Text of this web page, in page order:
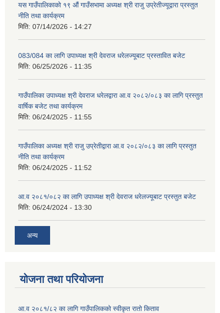
यस गाउँपालिकाको १९ औं गाउँसभामा अध्यक्ष श्री राजु उप्रेतीज्यूद्वारा प्रस्तुत
नीति तथा कार्यक्रम
मिति: 07/14/2026 - 14:27
083/084 का लागि उपाध्यक्ष श्री देवराज धरेलज्यूबाट प्रस्तावित बजेट
मिति: 06/25/2026 - 11:35
गाउँपालिका उपाध्यक्ष श्री देवराज धरेलद्वारा आ.व २०८२/०८३ का लागि प्रस्तुत
वार्षिक बजेट तथा कार्यक्रम
मिति: 06/24/2025 - 11:55
गाउँपालिका अध्यक्ष श्री राजु उप्रेतीद्वारा आ.व २०८२/०८३ का लागि प्रस्तुत
नीति तथा कार्यक्रम
मिति: 06/24/2025 - 11:52
आ.व २०८१/०८२ का लागि उपाध्यक्ष श्री देवराज धरेलज्यूबाट प्रस्तुत बजेट
मिति: 06/24/2024 - 13:30
अन्य
योजना तथा परियोजना
आ.व २०८१/८२ का लागि गाउँपालिकको स्वीकृत रातो किताव